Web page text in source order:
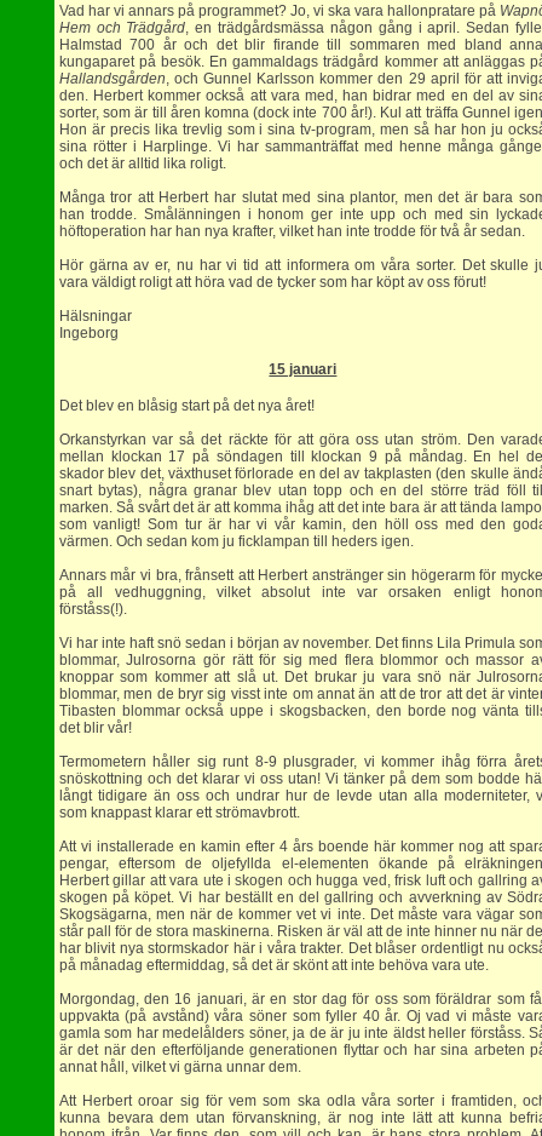
Vad har vi annars på programmet? Jo, vi ska vara hallonpratare på
Hem och Trädgård , en trädgårdsmässa någon gång i april. Sedan
Halmstad 700 år och det blir firande till sommaren med bland
kungaparet på besök. En gammaldags trädgård kommer att anläggas
Hallandsgården , och Gunnel Karlsson kommer den 29 april för att
den. Herbert kommer också att vara med, han bidrar med en del av
sorter, som är till åren komna (dock inte 700 år!). Kul att träffa Gunnel
Hon är precis lika trevlig som i sina tv-program, men så har hon ju
sina rötter i Harplinge. Vi har sammanträffat med henne många
och det är alltid lika roligt.
Många tror att Herbert har slutat med sina plantor, men det är bara
han trodde. Smålänningen i honom ger inte upp och med sin
höftoperation har han nya krafter, vilket han inte trodde för två år sedan.
Hör gärna av er, nu har vi tid att informera om våra sorter. Det skulle
vara väldigt roligt att höra vad de tycker som har köpt av oss förut!
Hälsningar
Ingeborg
15 januari
Det blev en blåsig start på det nya året!
Orkanstyrkan var så det räckte för att göra oss utan ström. Den
mellan klockan 17 på söndagen till klockan 9 på måndag. En hel
skador blev det, växthuset förlorade en del av takplasten (den skulle
snart bytas), några granar blev utan topp och en del större träd föll
marken. Så svårt det är att komma ihåg att det inte bara är att tända
som vanligt! Som tur är har vi vår kamin, den höll oss med den
värmen. Och sedan kom ju ficklampan till heders igen.
Annars mår vi bra, frånsett att Herbert anstränger sin högerarm för
på all vedhuggning, vilket absolut inte var orsaken enligt
förståss(!).
Vi har inte haft snö sedan i början av november. Det finns Lila Primula
blommar, Julrosorna gör rätt för sig med flera blommor och massor
knoppar som kommer att slå ut. Det brukar ju vara snö när
blommar, men de bryr sig visst inte om annat än att de tror att det är
Tibasten blommar också uppe i skogsbacken, den borde nog vänta
det blir vår!
Termometern håller sig runt 8-9 plusgrader, vi kommer ihåg förra
snöskottning och det klarar vi oss utan! Vi tänker på dem som bodde
långt tidigare än oss och undrar hur de levde utan alla moderniteter,
som knappast klarar ett strömavbrott.
Att vi installerade en kamin efter 4 års boende här kommer nog att
pengar, eftersom de oljefyllda el-elementen ökande på
Herbert gillar att vara ute i skogen och hugga ved, frisk luft och gallring
skogen på köpet. Vi har beställt en del gallring och avverkning av
Skogsägarna, men när de kommer vet vi inte. Det måste vara vägar
står pall för de stora maskinerna. Risken är väl att de inte hinner nu när
har blivit nya stormskador här i våra trakter. Det blåser ordentligt nu
på månadag eftermiddag, så det är skönt att inte behöva vara ute.
Morgondag, den 16 januari, är en stor dag för oss som föräldrar som
uppvakta (på avstånd) våra söner som fyller 40 år. Oj vad vi måste
gamla som har medelålders söner, ja de är ju inte äldst heller förståss.
är det när den efterföljande generationen flyttar och har sina arbeten
annat håll, vilket vi gärna unnar dem.
Att Herbert oroar sig för vem som ska odla våra sorter i framtiden,
kunna bevara dem utan förvanskning, är nog inte lätt att kunna